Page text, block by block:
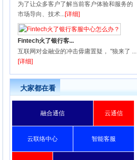
为了让众多客户了解当前客户体验和服务的
市场导向、技术...[详细]
Fintech火了银行客...
互联网对金融业的冲击毋庸置疑， "狼来了 ...
[详细]
大家都在看
融合通信 云通信
云联络中心 智能客服